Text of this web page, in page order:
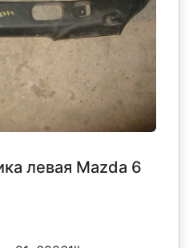
левая Mazda 6